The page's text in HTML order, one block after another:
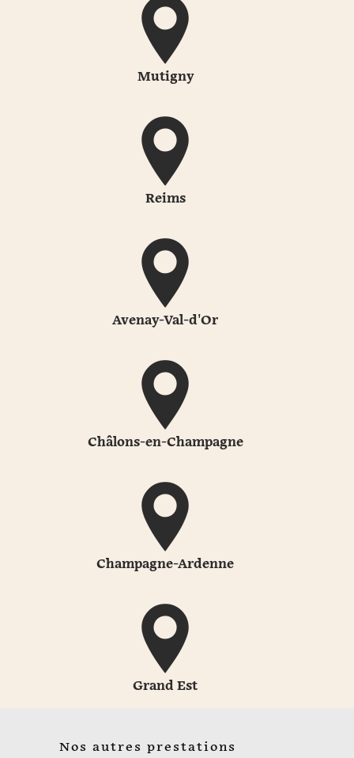
Mutigny
Reims
Avenay-Val-d'Or
Châlons-en-Champagne
Champagne-Ardenne
Grand Est
Nos autres prestations